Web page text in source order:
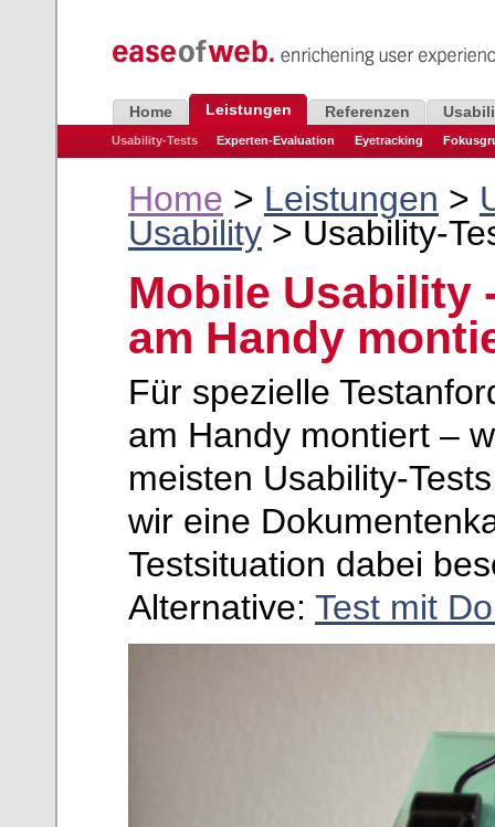
Home > Leistungen >
Usability > Usability-
Mobile Usability
am Handy
Für spezielle
am Handy montiert –
meisten Usability-
wir eine
Testsituation dabei
Alternative: Test mit
Home Leistungen Referenzen
Usability-Tests Experten-Evaluation Eyetracking